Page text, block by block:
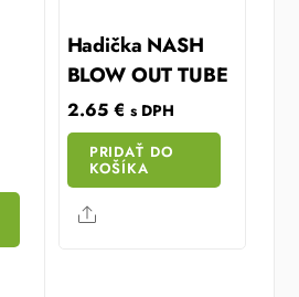
Hadička NASH
BLOW OUT TUBE
2.65 € s DPH
PRIDAŤ DO
KOŠÍKA
Share